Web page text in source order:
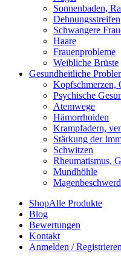
Sonnenbaden,
Schwangere
Haare
Frauenprobleme
Weibliche Brüste
Gesundheitliche
Kopfschmerzen,
Psychische
Atemwege
Hämorrhoiden
Krampfadern,
Stärkung der
Schwitzen
Rheumatismus,
Mundhöhle
ShopAlle Produkte
Blog
Bewertungen
Kontakt
Anmelden / Registrieren